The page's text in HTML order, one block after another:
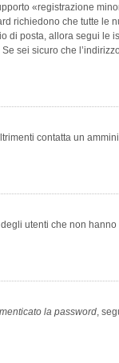
«registrazione
richiedono che tutte le
di posta, allora segui le
sei sicuro che
contatta un
utenti che non
la password,